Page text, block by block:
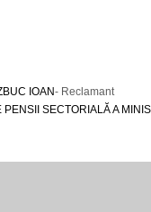
IOAN- Reclamant
PENSII SECTORIALĂ A